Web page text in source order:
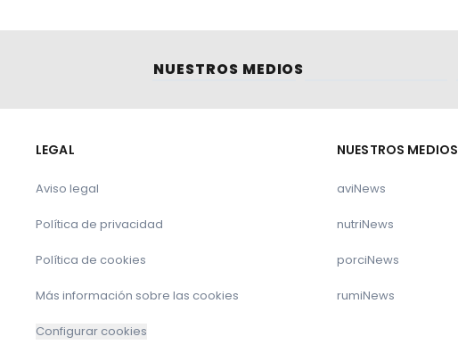
NUESTROS MEDIOS
LEGAL
Aviso legal
Política de privacidad
Política de cookies
Más información sobre las cookies
Configurar cookies
NUESTROS MEDIOS
aviNews
nutriNews
porciNews
rumiNews